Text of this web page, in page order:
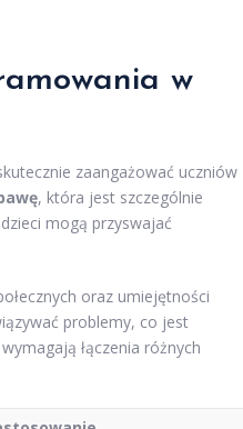
w
zaangażować uczniów
, która jest szczególnie
mogą przyswajać
oraz umiejętności
problemy, co jest
łączenia różnych